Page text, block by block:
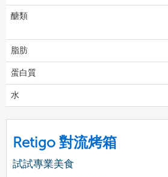
醣類
脂肪
蛋白質
水
Retigo 對流烤箱
試試專業美食